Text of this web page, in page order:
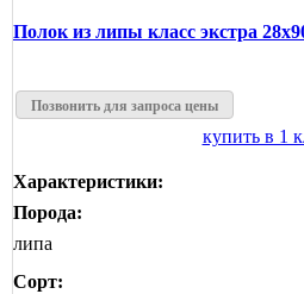
Полок из липы класс экстра
Позвонить для запроса цены
купить в 1
Характеристики:
Порода:
липа
Сорт: